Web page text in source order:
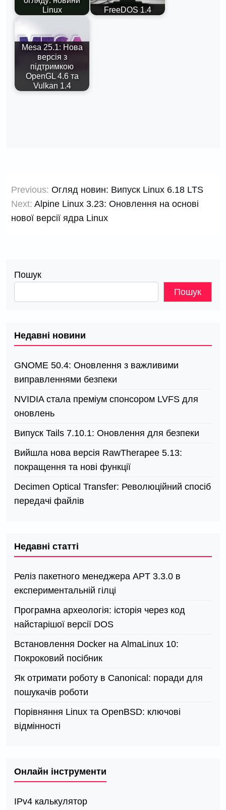
Linux
FreeDOS 1.4
Mesa 25.1: Нова
версія з
підтримкою
OpenGL 4.6 та
Vulkan 1.4
записів
Previous: Огляд новин: Випуск Linux 6.18 LTS
Next: Alpine Linux 3.23: Оновлення на основі
нової версії ядра Linux
Пошук
Пошук
Недавні новини
GNOME 50.4: Оновлення з важливими
виправленнями безпеки
NVIDIA стала преміум спонсором LVFS для
оновлень
Випуск Tails 7.10.1: Оновлення для безпеки
Вийшла нова версія RawTherapee 5.13:
покращення та нові функції
Decimen Optical Transfer: Революційний спосіб
передачі файлів
Недавні статті
Реліз пакетного менеджера APT 3.3.0 в
експериментальній гілці
Програмна археологія: історія через код
найстарішої версії DOS
Встановлення Docker на AlmaLinux 10:
Покроковий посібник
Як отримати роботу в Canonical: поради для
пошукачів роботи
Порівняння Linux та OpenBSD: ключові
відмінності
Онлайн інструменти
IPv4 калькулятор